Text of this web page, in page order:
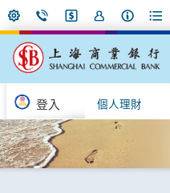
登入 個人理財